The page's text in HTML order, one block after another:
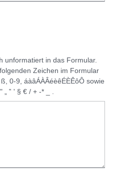
unformatiert in das Formular.
Zeichen im Formular
0-9, áàâÁÀÂéèêÉÈÊôÔ sowie
‟ ' § € / + -* _ .